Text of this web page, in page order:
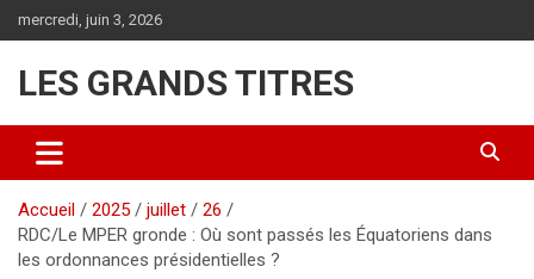
au
mercredi, juin 3, 2026
LES GRANDS TITRES
Accueil 2025 juillet
26
RDC/Le MPER gronde : Où sont passés les Équatoriens dans
les ordonnances présidentielles ?